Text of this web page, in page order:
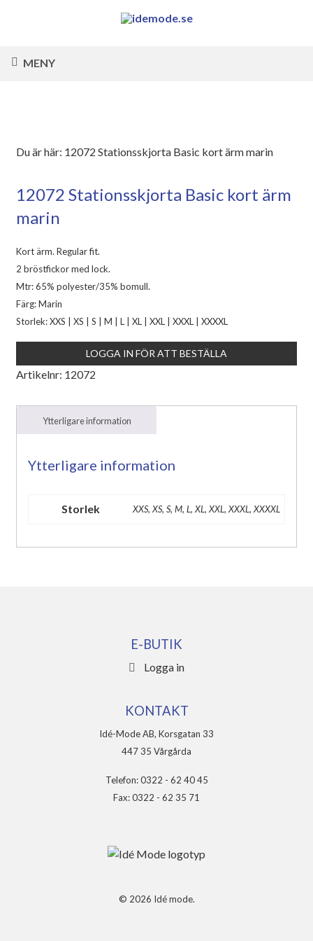
MENY
Du är här: 12072 Stationsskjorta Basic kort ärm marin
12072 Stationsskjorta Basic kort ärm
marin
Kort ärm. Regular fit.
2 bröstfickor med lock.
Mtr: 65% polyester/35% bomull.
Färg: Marin
Storlek: XXS | XS | S | M | L | XL | XXL | XXXL | XXXXL
LOGGA IN FÖR ATT BESTÄLLA
Artikelnr: 12072
Ytterligare information
Ytterligare information
Storlek XXS, XS, S, M, L, XL, XXL, XXXL, XXXXL
E-BUTIK
Logga in
KONTAKT
Idé-Mode AB, Korsgatan 33
447 35 Vårgårda
Telefon: 0322 - 62 40 45
Fax: 0322 - 62 35 71
© 2026 Idé mode.